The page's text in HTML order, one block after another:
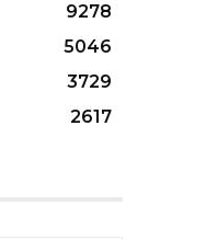
9278
5046
3729
2617